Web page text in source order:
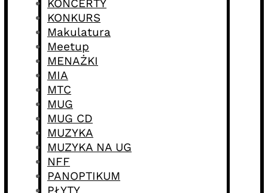
KONCERTY
KONKURS
Makulatura
Meetup
MENAŻKI
MIA
MTC
MUG
MUG CD
MUZYKA
MUZYKA NA UG
NFF
PANOPTIKUM